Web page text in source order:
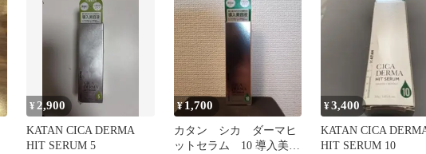
¥ 2,900
KATAN CICA DERMA
HIT SERUM 5
¥1,700
カタン シカ ダーマヒ
ットセラム 10 導入美容
¥3,400
KATAN CICA
HIT SERUM 10